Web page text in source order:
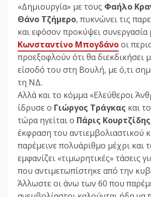
«Δημιουργία» με τους Φαήλο
Θάνο Τζήμερο, πυκνώνει τις
και εφόσον προκύψει συνεργασία
Κωνσταντίνο Μπογδάνοοι
προεξοφλούν ότι θα διεκδικήσει
είσοδό του στη Βουλή, με ό,τι
τη ΝΔ.
Αλλά και το κόμμα «Ελεύθεροι
ίδρυσε ο Γιώργος Τράγκας και
τώρα ηγείται ο Πάρις Κουρτζίδης
έκφραση του αντιεμβολιαστικού
παρέμεινε πολυάριθμο μέχρι και
εμφανίζει «τιμωρητικές» τάσεις
που αντιμετωπίστηκε από την
Άλλωστε οι άνω των 60 που